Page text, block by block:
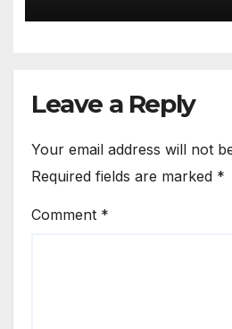
Leave a Reply
Your email address will not
Required fields are marked *
Comment *